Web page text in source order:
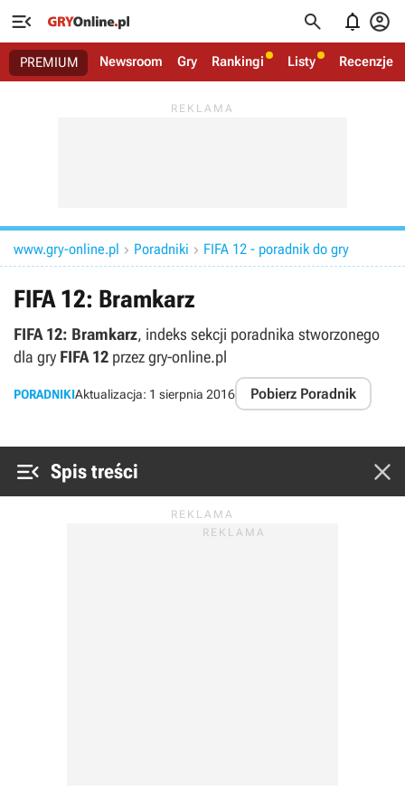
   
PREMIUM Newsroom Gry Rankingi Listy Recenzje
www.gry-online.pl  Poradniki  FIFA 12 - poradnik do gry
FIFA 12: Bramkarz
FIFA 12: Bramkarz, indeks sekcji poradnika stworzonego
dla gry FIFA 12 przez gry-online.pl
PORADNIKIAktualizacja: 1 sierpnia 2016 Pobierz Poradnik
 Spis treści 